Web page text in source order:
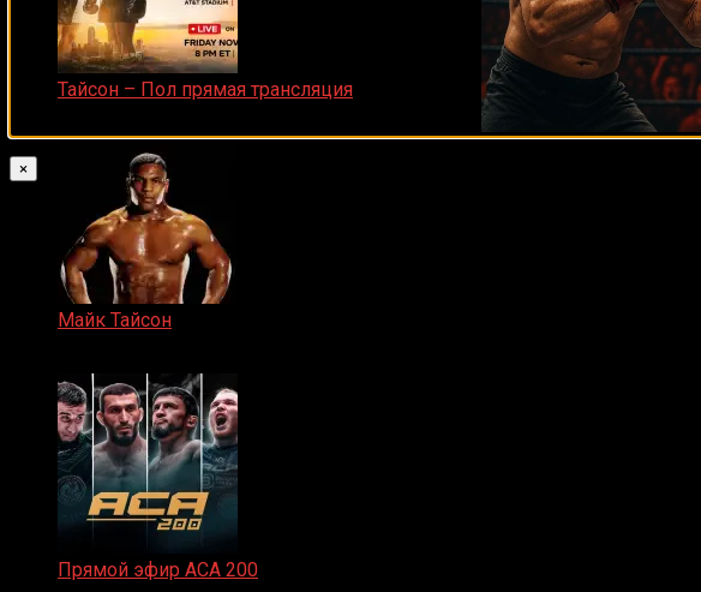
Тайсон – Пол прямая трансляция
Майк Тайсон
Прямой эфир ACA 200
×